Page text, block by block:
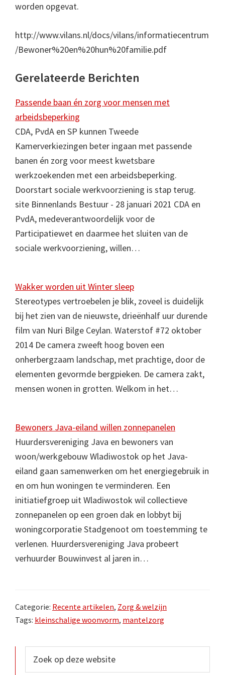
worden opgevat.
http://www.vilans.nl/docs/vilans/informatiecentrum
/Bewoner%20en%20hun%20familie.pdf
Gerelateerde Berichten
Passende baan én zorg voor mensen met
arbeidsbeperking
CDA, PvdA en SP kunnen Tweede
Kamerverkiezingen beter ingaan met passende
banen én zorg voor meest kwetsbare
werkzoekenden met een arbeidsbeperking.
Doorstart sociale werkvoorziening is stap terug.
site Binnenlands Bestuur - 28 januari 2021 CDA en
PvdA, medeverantwoordelijk voor de
Participatiewet en daarmee het sluiten van de
sociale werkvoorziening, willen…
Wakker worden uit Winter sleep
Stereotypes vertroebelen je blik, zoveel is duidelijk
bij het zien van de nieuwste, drieënhalf uur durende
film van Nuri Bilge Ceylan. Waterstof #72 oktober
2014 De camera zweeft hoog boven een
onherbergzaam landschap, met prachtige, door de
elementen gevormde bergpieken. De camera zakt,
mensen wonen in grotten. Welkom in het…
Bewoners Java-eiland willen zonnepanelen
Huurdersvereniging Java en bewoners van
woon/werkgebouw Wladiwostok op het Java-
eiland gaan samenwerken om het energiegebruik in
en om hun woningen te verminderen. Een
initiatiefgroep uit Wladiwostok wil collectieve
zonnepanelen op een groen dak en lobbyt bij
woningcorporatie Stadgenoot om toestemming te
verlenen. Huurdersvereniging Java probeert
verhuurder Bouwinvest al jaren in…
Categorie: Recente artikelen, Zorg & welzijn
Tags: kleinschalige woonvorm, mantelzorg
Primaire
Sidebar
op